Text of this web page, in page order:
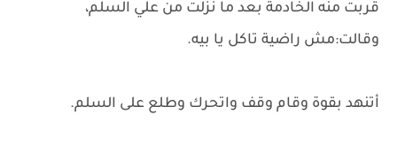
قربت منه الخادمة بعد ما نزلت من علي السلم،
وقالت:مش راضية تاكل يا بيه.
أتنهد بقوة وقام وقف واتحرك وطلع على السلم.